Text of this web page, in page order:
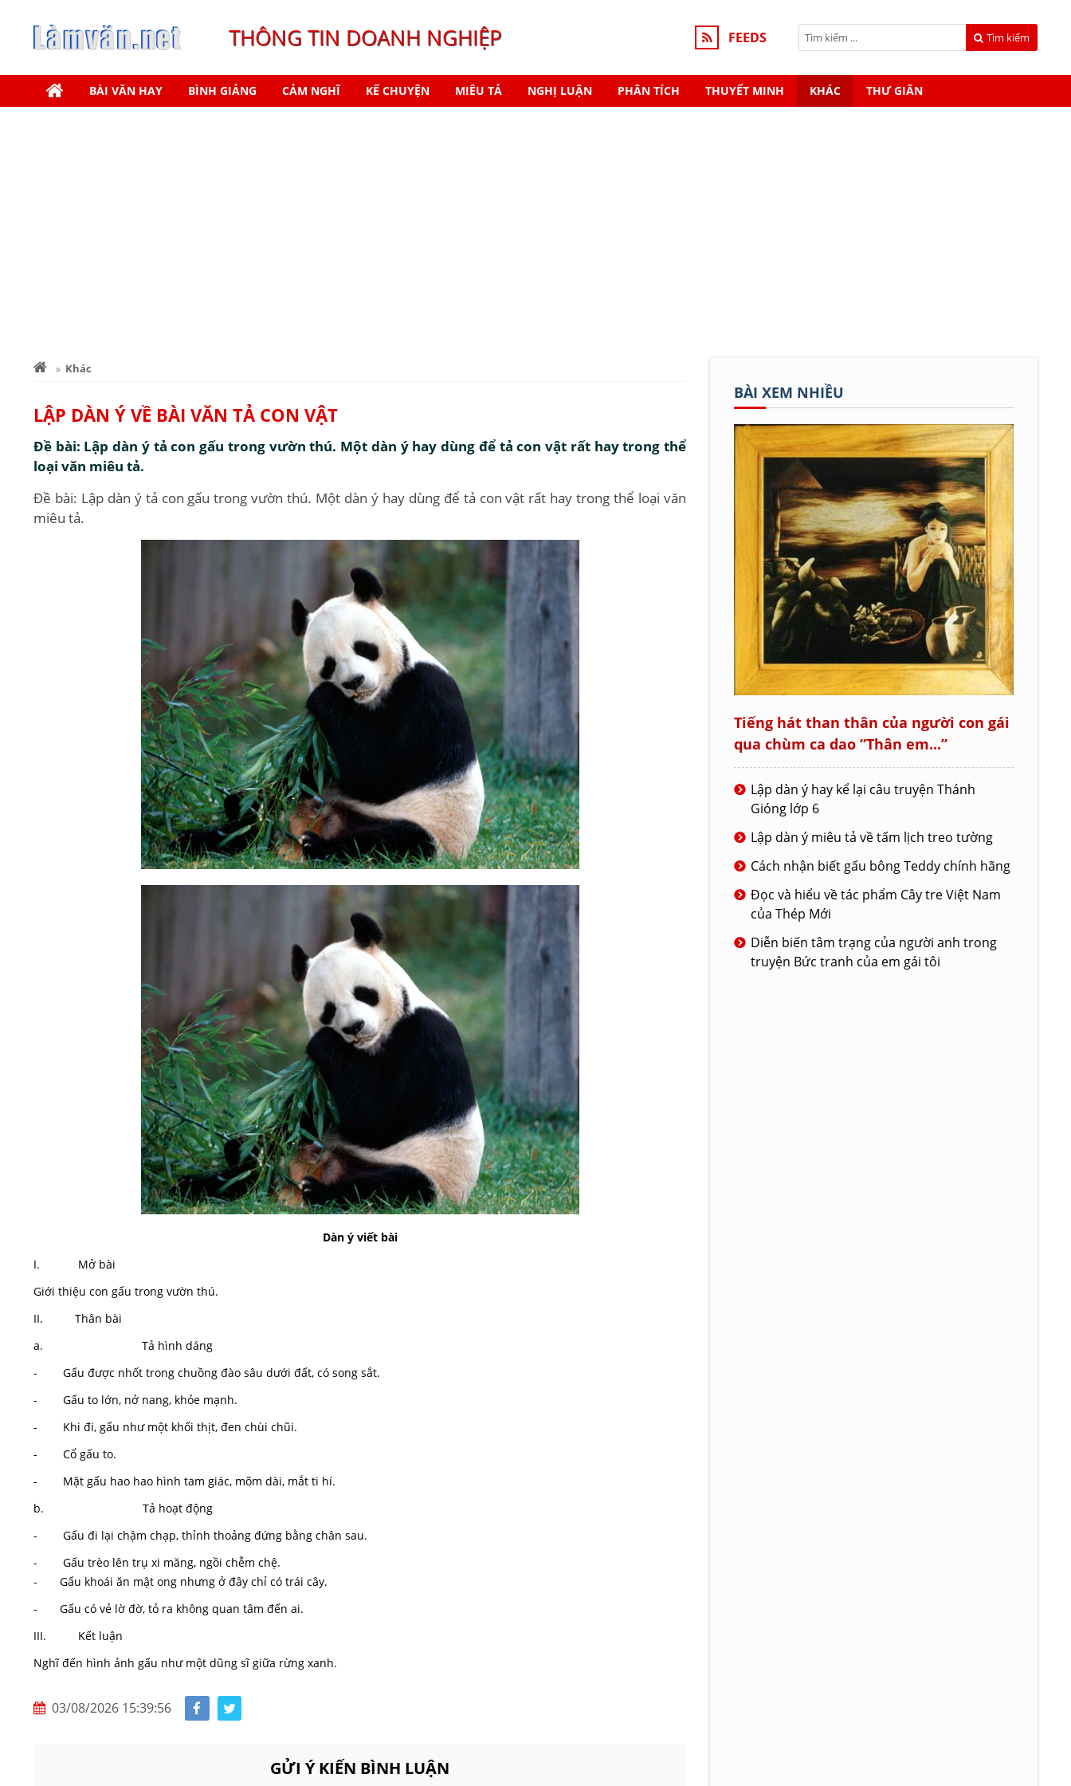
THÔNG TIN DOANH NGHIỆP FEEDS Tìm kiếm
BÀI VĂN HAY BÌNH GIẢNG CẢM NGHĨ KỂ CHUYỆN MIÊU TẢ NGHỊ LUẬN PHÂN TÍCH THUYẾT MINH KHÁC THƯ GIÃN
Khác
LẬP DÀN Ý VỀ BÀI VĂN TẢ CON VẬT
Đề bài: Lập dàn ý tả con gấu trong vườn thú. Một dàn ý hay dùng để tả con vật rất hay trong thể
loại văn miêu tả.
Đề bài: Lập dàn ý tả con gấu trong vườn thú. Một dàn ý hay dùng để tả con vật rất hay trong thể loại văn
miêu tả.
Dàn ý viết bài
I. Mở bài
Giới thiệu con gấu trong vườn thú.
II. Thân bài
a. Tả hình dáng
- Gấu được nhốt trong chuồng đào sâu dưới đất, có song sắt.
- Gấu to lớn, nở nang, khỏe mạnh.
- Khi đi, gấu như một khối thịt, đen chùi chũi.
- Cổ gấu to.
- Mặt gấu hao hao hình tam giác, mõm dài, mắt ti hí.
b. Tả hoạt động
- Gấu đi lại chậm chạp, thỉnh thoảng đứng bằng chân sau.
- Gấu trèo lên trụ xi măng, ngồi chễm chệ.
- Gấu khoái ăn mật ong nhưng ở đây chỉ có trái cây.
- Gấu có vẻ lờ đờ, tỏ ra không quan tâm đến ai.
III. Kết luận
Nghĩ đến hình ảnh gấu như một dũng sĩ giữa rừng xanh.
03/08/2026 15:39:56
GỬI Ý KIẾN BÌNH LUẬN
BÀI XEM NHIỀU
Tiếng hát than thân của người con gái
qua chùm ca dao “Thân em...”
Lập dàn ý hay kể lại câu truyện Thánh
Gióng lớp 6
Lập dàn ý miêu tả về tấm lịch treo tường
Cách nhận biết gấu bông Teddy chính hãng
Đọc và hiểu về tác phẩm Cây tre Việt Nam
của Thép Mới
Diễn biến tâm trạng của người anh trong
truyện Bức tranh của em gái tôi